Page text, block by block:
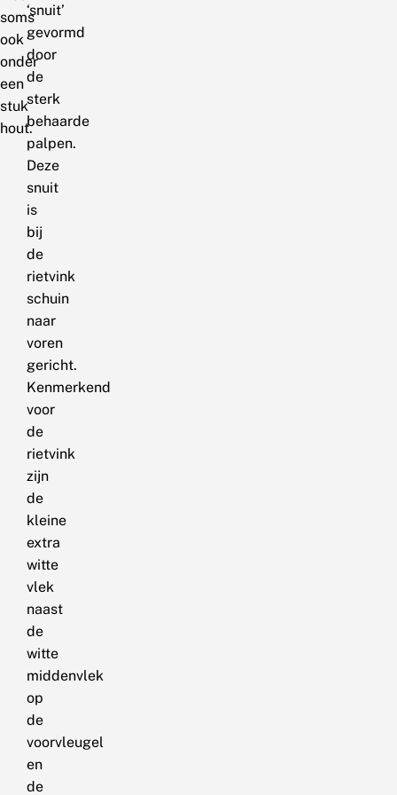
soms
ook
onder
een
stuk
hout.
‘snuit’
gevormd
door
de
sterk
behaarde
palpen.
Deze
snuit
is
bij
de
rietvink
schuin
naar
voren
gericht.
Kenmerkend
voor
de
rietvink
zijn
de
kleine
extra
witte
vlek
naast
de
witte
middenvlek
op
de
voorvleugel
en
de